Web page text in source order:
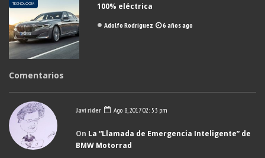
TECNOLOGÍA
100% eléctrica
Adolfo Rodriguez 6 años ago
Comentarios
Javi rider Ago 8, 2017 02: 53 pm
On La “Llamada de Emergencia Inteligente” de
BMW Motorrad